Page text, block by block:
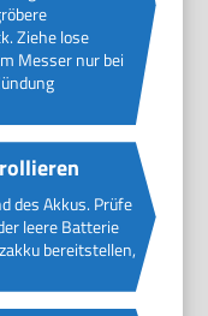
Ziehe lose
Messer nur bei
des Akkus. Prüfe
leere Batterie
bereitstellen,